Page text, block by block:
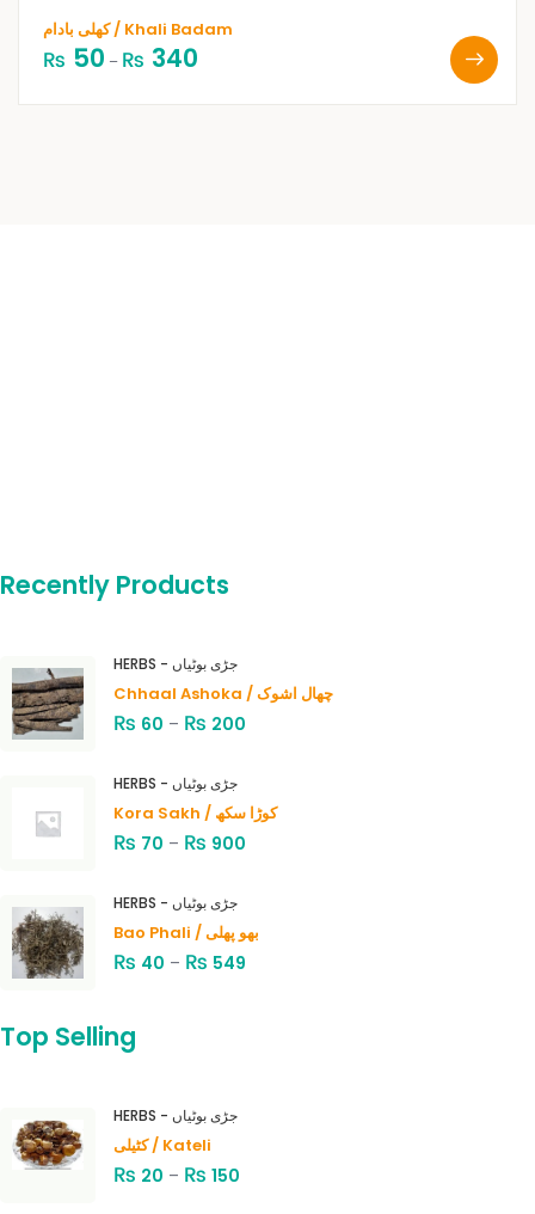
کھلی بادام / Khali Badam
₨ 50 – ₨ 340
Recently Products
HERBS - جڑی بوٹیاں
Chhaal Ashoka / چھال اشوک
₨ 60 – ₨ 200
HERBS - جڑی بوٹیاں
Kora Sakh / کوڑا سکھ
₨ 70 – ₨ 900
HERBS - جڑی بوٹیاں
Bao Phali / بھو پھلی
₨ 40 – ₨ 549
Top Selling
HERBS - جڑی بوٹیاں
کٹیلی / Kateli
₨ 20 – ₨ 150